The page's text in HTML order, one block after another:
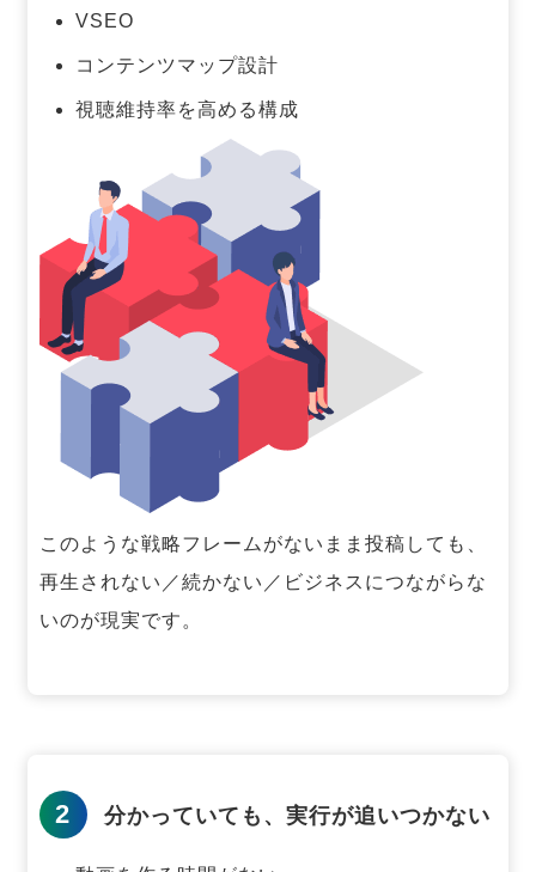
VSEO
コンテンツマップ設計
視聴維持率を高める構成
このような戦略フレームがないまま投稿しても、
再生されない／続かない／ビジネスにつながらな
いのが現実です。
2 分かっていても、実行が追いつかない